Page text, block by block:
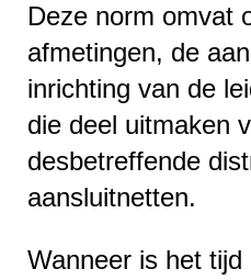
Deze norm omvat
afmetingen, de
inrichting van de
die deel uitmaken
desbetreffende
aansluitnetten.
Wanneer is het tijd